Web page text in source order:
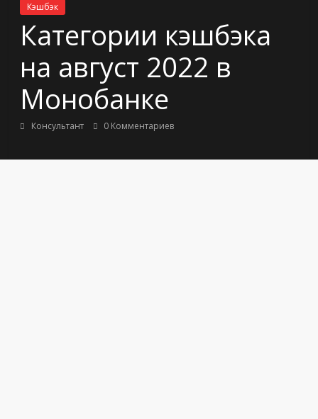
Украине
Кэшбэк
Категории кэшбэка
на август 2022 в
Монобанке
Консультант 0 Комментариев